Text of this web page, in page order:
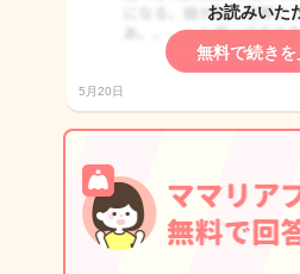
お読みいた
無料で続き
5月20日